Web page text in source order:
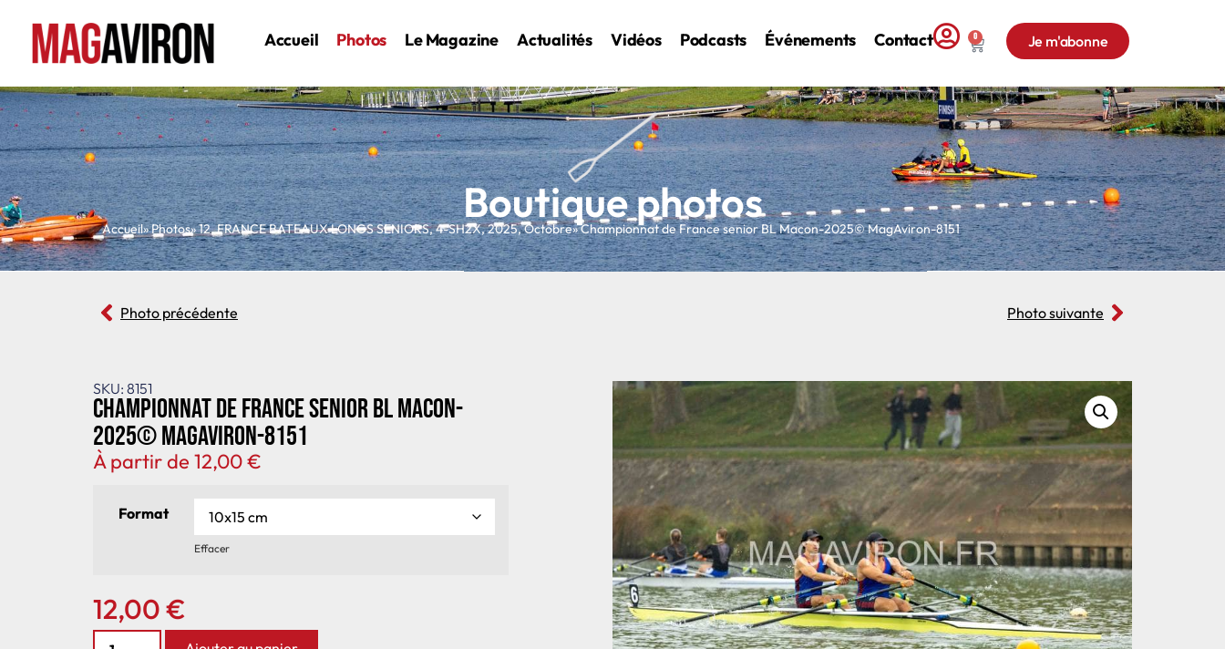
Accueil Photos Le Magazine Actualités Vidéos Podcasts Événements Contact 0 Je m'abonne
Boutique photos
Accueil» Photos»12,FRANCE BATEAUX LONGS SENIORS,4-SH2X,2025,Octobre» Championnat de France senior BL Macon-2025© MagAviron-8151
Photo précédente Photo suivante
SKU: 8151
Championnat de France senior BL Macon-
2025© MagAviron-8151
À partir de 12,00€
Format
Effacer
12,00€